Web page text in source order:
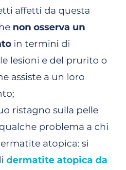
affetti da questa
non osserva un
in termini di
lesioni e del prurito o
assiste a un loro
ristagno sulla pelle
problema a chi
atopica: si
dermatite atopica da